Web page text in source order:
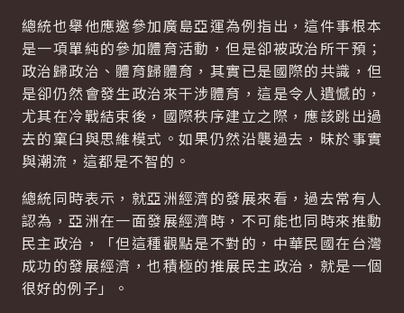
總統也舉他應邀參加廣島亞運為例指出，這件事根本
是一項單純的參加體育活動，但是卻被政治所干預；
政治歸政治、體育歸體育，其實已是國際的共識，但
是卻仍然會發生政治來干涉體育，這是令人遺憾的，
尤其在冷戰結束後，國際秩序建立之際，應該跳出過
去的窠臼與思維模式。如果仍然沿襲過去，昧於事實
與潮流，這都是不智的。
總統同時表示，就亞洲經濟的發展來看，過去常有人
認為，亞洲在一面發展經濟時，不可能也同時來推動
民主政治，「但這種觀點是不對的，中華民國在台灣
成功的發展經濟，也積極的推展民主政治，就是一個
很好的例子」。